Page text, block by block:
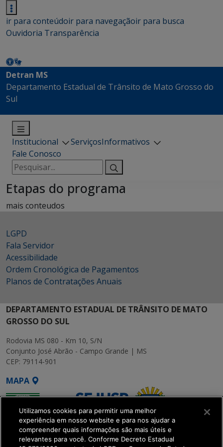
ir para conteúdoir para navegaçãoir para busca
Ouvidoria Transparência
Detran MS
Departamento Estadual de Trânsito de Mato Grosso do
Sul
Institucional ServiçosInformativos
Fale Conosco
Pesquisar
por:
Etapas do programa
mais conteudos
LGPD
Fala Servidor
Acessibilidade
Ordem Cronológica de Pagamentos
Planos de Contratações Anuais
DEPARTAMENTO ESTADUAL DE TRÂNSITO DE MATO
GROSSO DO SUL
Rodovia MS 080 - Km 10, S/N
Conjunto José Abrão - Campo Grande | MS
CEP: 79114-901
MAPA
Utilizamos cookies para permitir uma melhor
experiência em nosso website e para nos ajudar a
compreender quais informações são mais úteis e
relevantes para você. Conforme Decreto Estadual